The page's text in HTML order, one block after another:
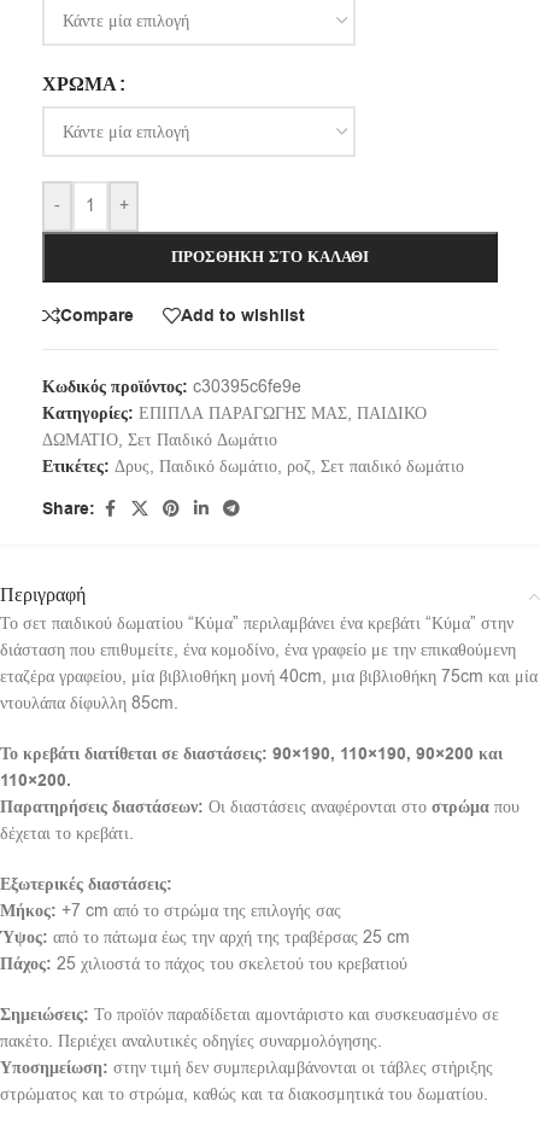
ΧΡΏΜΑ
- +
ΠΡΟΣΘΉΚΗ ΣΤΟ ΚΑΛΆΘΙ
Compare Add to wishlist
Κωδικός προϊόντος: c30395c6fe9e
Κατηγορίες: ΕΠΙΠΛΑ ΠΑΡΑΓΩΓΗΣ ΜΑΣ, ΠΑΙΔΙΚΟ
ΔΩΜΑΤΙΟ, Σετ Παιδικό Δωμάτιο
Ετικέτες: Δρυς, Παιδικό δωμάτιο, ροζ, Σετ παιδικό δωμάτιο
Share:
Περιγραφή
Το σετ παιδικού δωματίου “Κύμα” περιλαμβάνει ένα κρεβάτι “Κύμα” στην
διάσταση που επιθυμείτε, ένα κομοδίνο, ένα γραφείο με την επικαθούμενη
εταζέρα γραφείου, μία βιβλιοθήκη μονή 40cm, μια βιβλιοθήκη 75cm και μία
ντουλάπα δίφυλλη 85cm.
Το κρεβάτι διατίθεται σε διαστάσεις: 90×190, 110×190, 90×200 και
110×200.
Παρατηρήσεις διαστάσεων: Οι διαστάσεις αναφέρονται στο στρώμα που
δέχεται το κρεβάτι.
Εξωτερικές διαστάσεις:
Μήκος: +7 cm από το στρώμα της επιλογής σας
Ύψος: από το πάτωμα έως την αρχή της τραβέρσας 25 cm
Πάχος: 25 χιλιοστά το πάχος του σκελετού του κρεβατιού
Σημειώσεις: Το προϊόν παραδίδεται αμοντάριστο και συσκευασμένο σε
πακέτο. Περιέχει αναλυτικές οδηγίες συναρμολόγησης.
Υποσημείωση: στην τιμή δεν συμπεριλαμβάνονται οι τάβλες στήριξης
στρώματος και το στρώμα, καθώς και τα διακοσμητικά του δωματίου.